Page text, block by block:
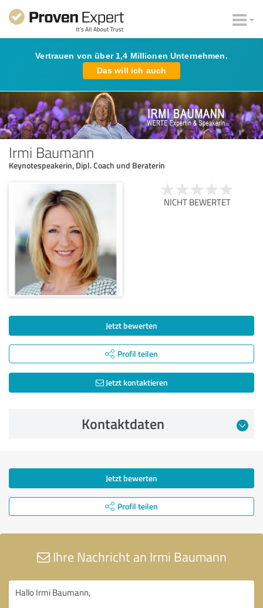
Vertrauen von über 1,4 Millionen Unternehmen.
Das will ich auch
Irmi Baumann
Keynotespeakerin, Dipl. Coach und Beraterin
NICHT BEWERTET
Jetzt bewerten
Profil teilen
Jetzt kontaktieren
Kontaktdaten
Jetzt bewerten
Profil teilen
Ihre Nachricht an Irmi Baumann